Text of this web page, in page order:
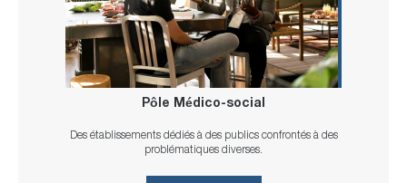
Pôle Médico-social
Des établissements dédiés à des publics confrontés à des
problématiques diverses.